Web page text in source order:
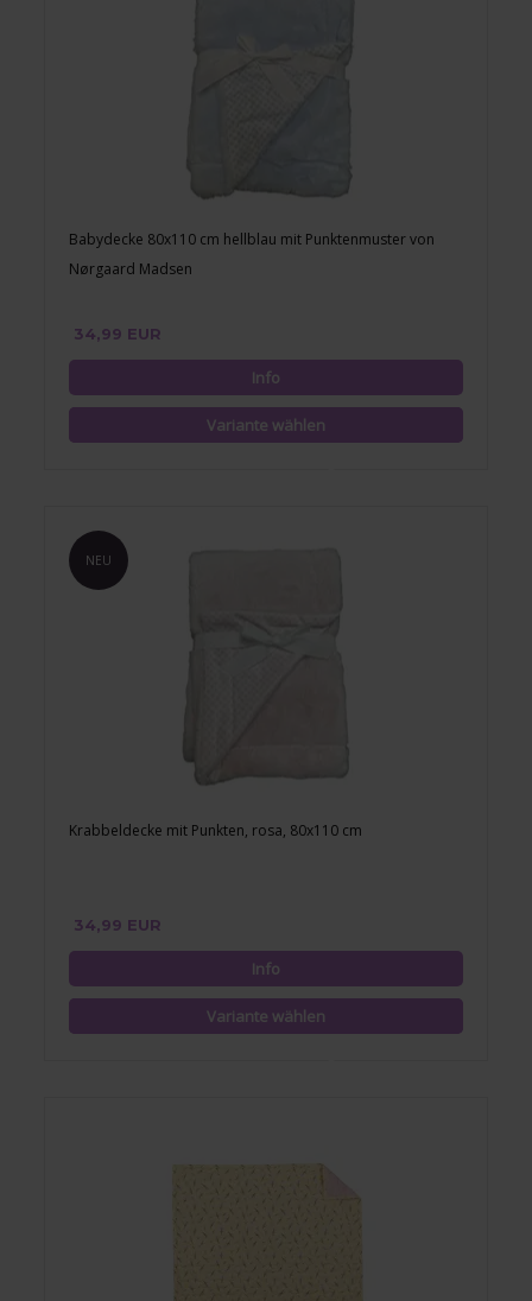
Babydecke 80x110 cm hellblau mit Punktenmuster von
Nørgaard Madsen
34,99 EUR
NEU
Krabbeldecke mit Punkten, rosa, 80x110 cm
34,99 EUR